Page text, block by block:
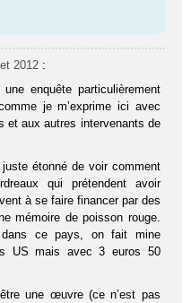
2012 :
enquête particulièrement
je m’exprime ici avec
et aux autres intervenants de
étonné de voir comment
qui prétendent avoir
à se faire financer par des
mémoire de poisson rouge.
ce pays, on fait mine
US mais avec 3 euros 50
une œuvre (ce n’est pas